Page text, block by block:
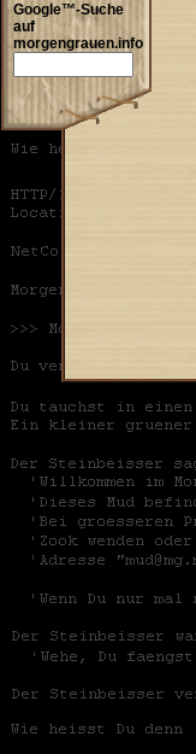
Google™-Suche
auf
morgengrauen.info